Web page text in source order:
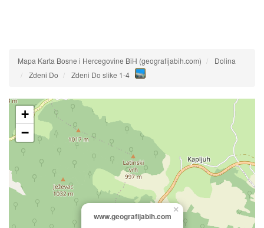
Mapa Karta Bosne i Hercegovine BiH (geografijabih.com)
Dolina
Zdeni Do
Zdeni Do slike 1-4
www.geografijabih.com
×
+
−